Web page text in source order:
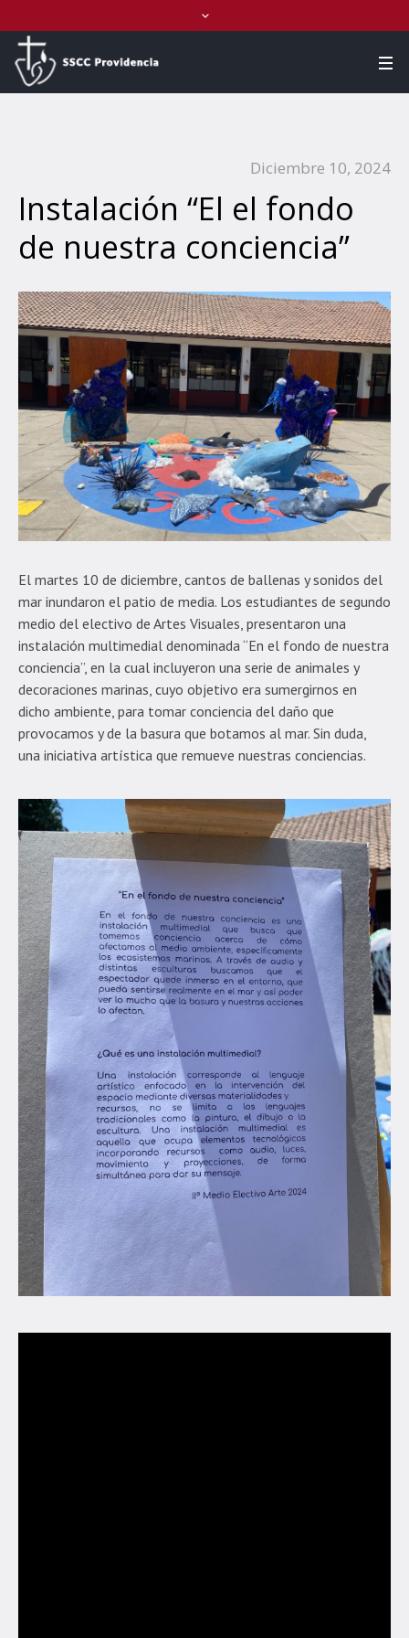
Diciembre 10, 2024
Instalación “El el fondo
de nuestra conciencia”
El martes 10 de diciembre, cantos de ballenas y sonidos del
mar inundaron el patio de media. Los estudiantes de segundo
medio del electivo de Artes Visuales, presentaron una
instalación multimedial denominada “En el fondo de nuestra
conciencia”, en la cual incluyeron una serie de animales y
decoraciones marinas, cuyo objetivo era sumergirnos en
dicho ambiente, para tomar conciencia del daño que
provocamos y de la basura que botamos al mar. Sin duda,
una iniciativa artística que remueve nuestras conciencias.